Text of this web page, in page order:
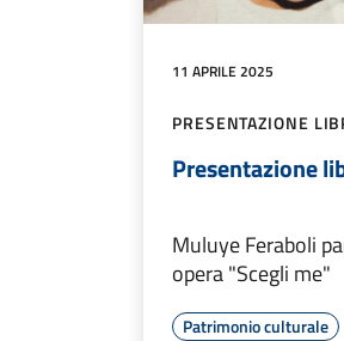
11 APRILE 2025
PRESENTAZIONE
Presentazione
Muluye Feraboli
opera "Scegli me"
Patrimonio culturale